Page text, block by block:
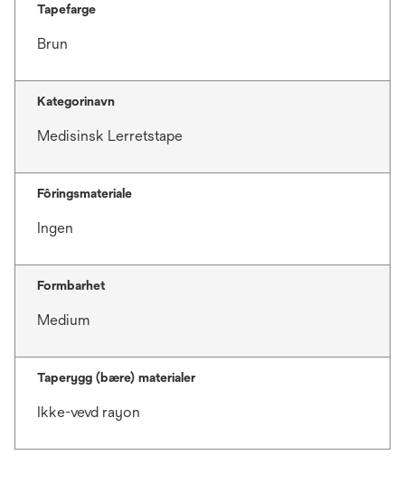
Tapefarge
Brun
Kategorinavn
Medisinsk Lerretstape
Fôringsmateriale
Ingen
Formbarhet
Medium
Taperygg (bære) materialer
Ikke-vevd rayon